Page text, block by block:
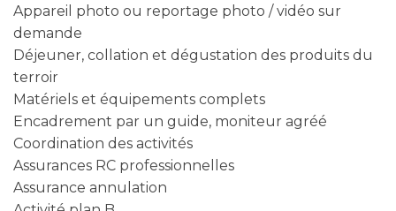
Appareil photo ou reportage photo / vidéo sur
demande
Déjeuner, collation et dégustation des produits du
terroir
Matériels et équipements complets
Encadrement par un guide, moniteur agréé
Coordination des activités
Assurances RC professionnelles
Assurance annulation